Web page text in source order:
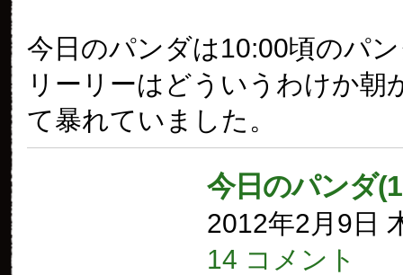
今日のパンダは10:00頃のパ
リーリーはどういうわけか朝
て暴れていました。
今日のパンダ
2012年2月9日
14 コメント